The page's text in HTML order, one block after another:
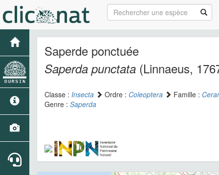
Saperde ponctuée
Saperda punctata (Linnaeus,
Classe : Insecta Ordre : Coleoptera Famille :
Genre : Saperda